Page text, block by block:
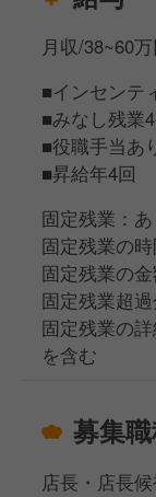
月収/38~60
■インセンテ
■みなし残業
■役職手当あ
■昇給年4回
固定残業：あ
固定残業の
固定残業の
固定残業超
固定残業の
を含む
募集
店長・店長